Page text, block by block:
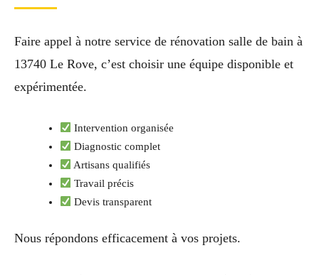
Faire appel à notre service de rénovation salle de bain à
13740 Le Rove, c’est choisir une équipe disponible et
expérimentée.
Intervention organisée
Diagnostic complet
Artisans qualifiés
Travail précis
Devis transparent
Nous répondons efficacement à vos projets.